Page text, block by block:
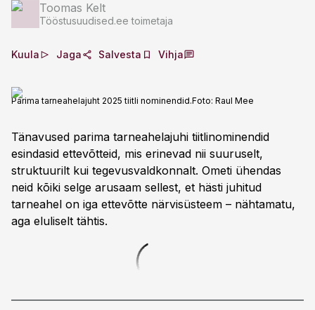
Toomas Kelt
Tööstusuudised.ee toimetaja
Kuula Jaga Salvesta Vihja
Parima tarneahelajuht 2025 tiitli nominendid.Foto: Raul Mee
Tänavused parima tarneahelajuhi tiitlinominendid
esindasid ettevõtteid, mis erinevad nii suuruselt,
struktuurilt kui tegevusvaldkonnalt. Ometi ühendas
neid kõiki selge arusaam sellest, et hästi juhitud
tarneahel on iga ettevõtte närvisüsteem – nähtamatu,
aga eluliselt tähtis.